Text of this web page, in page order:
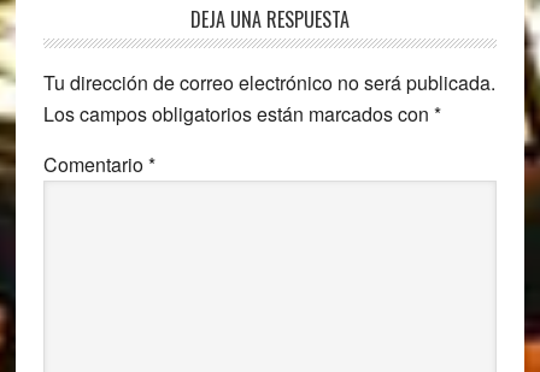
Interacciones
con
los
lectores
DEJA UNA RESPUESTA
Tu dirección de correo electrónico no será publicada.
Los campos obligatorios están marcados con *
Comentario*